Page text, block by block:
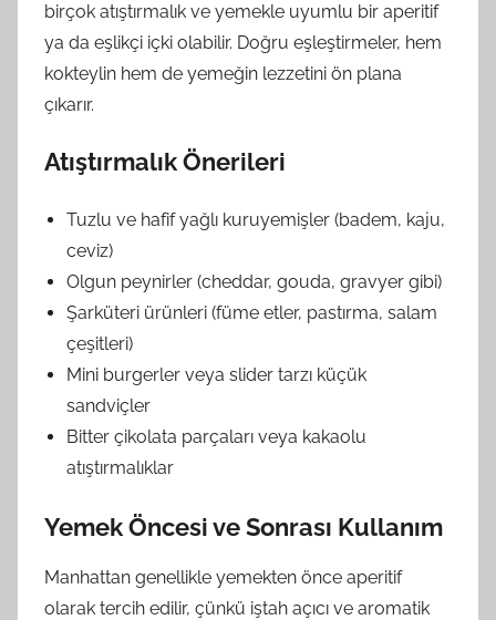
birçok atıştırmalık ve yemekle uyumlu bir aperitif
ya da eşlikçi içki olabilir. Doğru eşleştirmeler, hem
kokteylin hem de yemeğin lezzetini ön plana
çıkarır.
Atıştırmalık Önerileri
Tuzlu ve hafif yağlı kuruyemişler (badem, kaju,
ceviz)
Olgun peynirler (cheddar, gouda, gravyer gibi)
Şarküteri ürünleri (füme etler, pastırma, salam
çeşitleri)
Mini burgerler veya slider tarzı küçük
sandviçler
Bitter çikolata parçaları veya kakaolu
atıştırmalıklar
Yemek Öncesi ve Sonrası Kullanım
Manhattan genellikle yemekten önce aperitif
olarak tercih edilir, çünkü iştah açıcı ve aromatik